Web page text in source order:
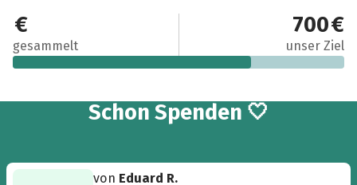
503 €
gesammelt
700 €
unser Ziel
Schon 25
Spenden 🤍
von Eduard R.